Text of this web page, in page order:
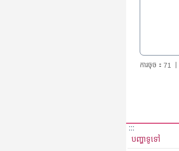
ការចុច： 71
:::
បញ្ហាទូទៅ